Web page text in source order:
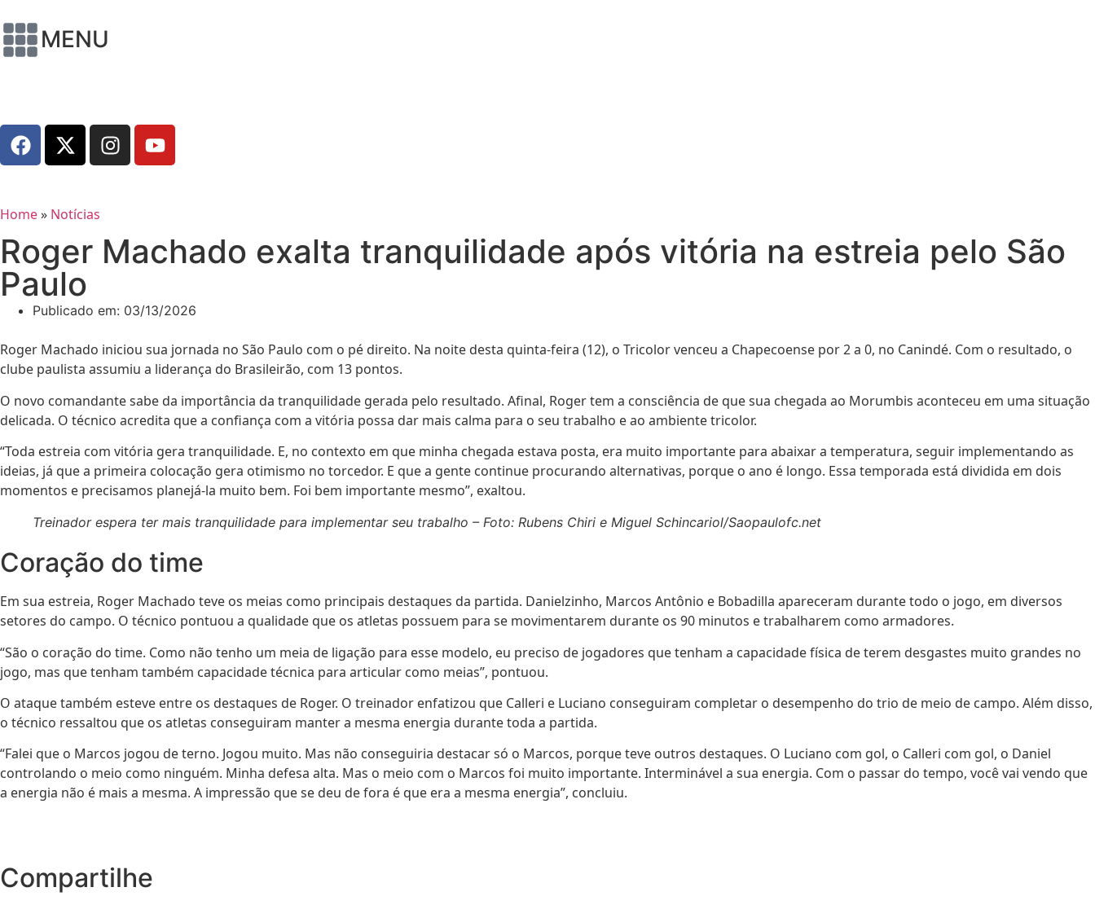
MENU
Home» Notícias
Roger Machado exalta tranquilidade após vitória na estreia pelo São
Paulo
Publicado em: 03/13/2026
Roger Machado iniciou sua jornada no São Paulo com o pé direito. Na noite desta quinta-feira (12), o Tricolor venceu a Chapecoense por 2 a 0, no Canindé. Com o resultado, o
clube paulista assumiu a liderança do Brasileirão, com 13 pontos.
O novo comandante sabe da importância da tranquilidade gerada pelo resultado. Afinal, Roger tem a consciência de que sua chegada ao Morumbis aconteceu em uma situação
delicada. O técnico acredita que a confiança com a vitória possa dar mais calma para o seu trabalho e ao ambiente tricolor.
“Toda estreia com vitória gera tranquilidade. E, no contexto em que minha chegada estava posta, era muito importante para abaixar a temperatura, seguir implementando as
ideias, já que a primeira colocação gera otimismo no torcedor. E que a gente continue procurando alternativas, porque o ano é longo. Essa temporada está dividida em dois
momentos e precisamos planejá-la muito bem. Foi bem importante mesmo”, exaltou.
Treinador espera ter mais tranquilidade para implementar seu trabalho – Foto: Rubens Chiri e Miguel Schincariol/Saopaulofc.net
Coração do time
Em sua estreia, Roger Machado teve os meias como principais destaques da partida. Danielzinho, Marcos Antônio e Bobadilla apareceram durante todo o jogo, em diversos
setores do campo. O técnico pontuou a qualidade que os atletas possuem para se movimentarem durante os 90 minutos e trabalharem como armadores.
“São o coração do time. Como não tenho um meia de ligação para esse modelo, eu preciso de jogadores que tenham a capacidade física de terem desgastes muito grandes no
jogo, mas que tenham também capacidade técnica para articular como meias”, pontuou.
O ataque também esteve entre os destaques de Roger. O treinador enfatizou que Calleri e Luciano conseguiram completar o desempenho do trio de meio de campo. Além disso,
o técnico ressaltou que os atletas conseguiram manter a mesma energia durante toda a partida.
“Falei que o Marcos jogou de terno. Jogou muito. Mas não conseguiria destacar só o Marcos, porque teve outros destaques. O Luciano com gol, o Calleri com gol, o Daniel
controlando o meio como ninguém. Minha defesa alta. Mas o meio com o Marcos foi muito importante. Interminável a sua energia. Com o passar do tempo, você vai vendo que
a energia não é mais a mesma. A impressão que se deu de fora é que era a mesma energia”, concluiu.
Compartilhe